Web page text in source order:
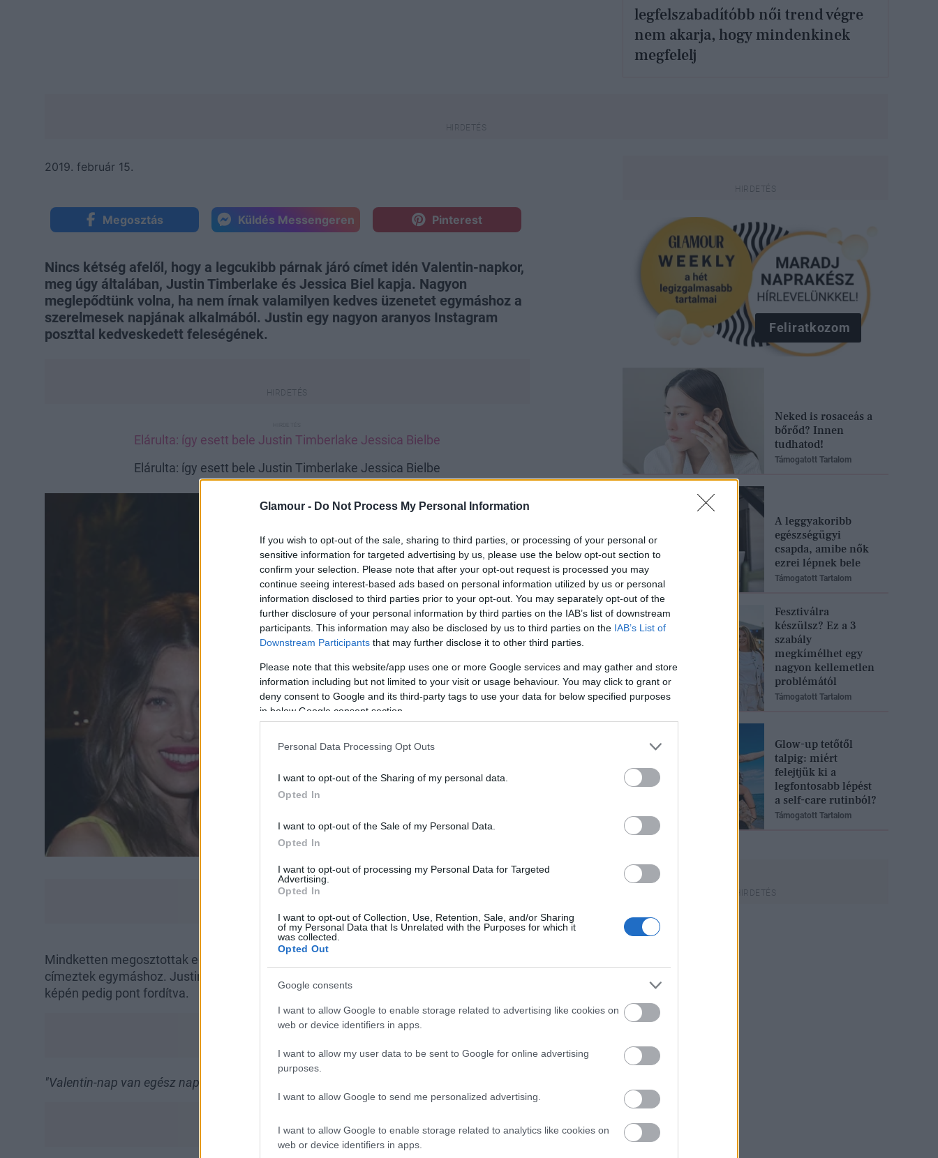
Glamour - Do Not Process My Personal Information
If you wish to opt-out of the sale, sharing to third parties, or processing of your personal or
sensitive information for targeted advertising by us, please use the below opt-out section to
confirm your selection. Please note that after your opt-out request is processed you may
continue seeing interest-based ads based on personal information utilized by us or personal
information disclosed to third parties prior to your opt-out. You may separately opt-out of the
further disclosure of your personal information by third parties on the IAB’s list of downstream
participants. This information may also be disclosed by us to third parties on the IAB’s List of
Downstream Participants that may further disclose it to other third parties.
Please note that this website/app uses one or more Google services and may gather and store
information including but not limited to your visit or usage behaviour. You may click to grant or
deny consent to Google and its third-party tags to use your data for below specified purposes
in below Google consent section.
Personal Data Processing Opt Outs
I want to opt-out of the Sharing of my personal data.
Opted In
I want to opt-out of the Sale of my Personal Data.
Opted In
I want to opt-out of processing my Personal Data for Targeted
Advertising.
Opted In
I want to opt-out of Collection, Use, Retention, Sale, and/or Sharing
of my Personal Data that Is Unrelated with the Purposes for which it
was collected.
Opted Out
Google consents
I want to allow Google to enable storage related to advertising like cookies on
web or device identifiers in apps.
I want to allow my user data to be sent to Google for online advertising
purposes.
I want to allow Google to send me personalized advertising.
I want to allow Google to enable storage related to analytics like cookies on
web or device identifiers in apps.
legfelszabadítóbb női trend végre
nem akarja, hogy mindenkinek
megfelelj
2019. február 15.
Megosztás Küldés Messengeren Pinterest
Nincs kétség afelől, hogy a legcukibb párnak járó címet idén Valentin-napkor,
meg úgy általában, Justin Timberlake és Jessica Biel kapja. Nagyon
meglepődtünk volna, ha nem írnak valamilyen kedves üzenetet egymáshoz a
szerelmesek napjának alkalmából. Justin egy nagyon aranyos Instagram
poszttal kedveskedett feleségének.
Elárulta: így esett bele Justin Timberlake Jessica Bielbe
Elárulta: így esett bele Justin Timberlake Jessica Bielbe
Mindketten megosztottak egy-egy közös fotót, és nagyon romantikus üzenetet
címeztek egymáshoz. Justin az új Instagram fotóján puszit ad Jessicának, a színésznő
képén pedig pont fordítva.
"Valentin-nap van egész nap és minden nap, amióta rád találtam"
Feliratkozom
Neked is rosaceás a
bőrőd? Innen
tudhatod!
Támogatott Tartalom
A leggyakoribb
egészségügyi
csapda, amibe nők
ezrei lépnek bele
Támogatott Tartalom
Fesztiválra
készülsz? Ez a 3
szabály
megkímélhet egy
nagyon kellemetlen
problémától
Támogatott Tartalom
Glow-up tetőtől
talpig: miért
felejtjük ki a
legfontosabb lépést
a self-care rutinból?
Támogatott Tartalom